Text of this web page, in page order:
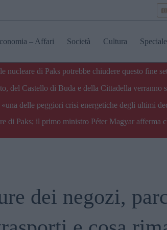
– Affari Società Cultura
nucleare di Paks potrebbe chiudere questo fine
del Castello di Buda e della Cittadella verranno
delle peggiori crisi energetiche degli ultimi
di Paks; il primo ministro Péter Magyar afferma
dei negozi,